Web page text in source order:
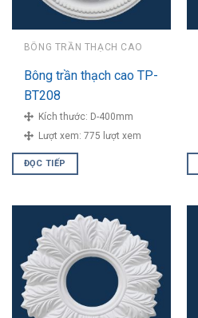
BÔNG TRẦN THẠCH CAO
Bông trần thạch cao TP-
BT208
Kích thước: D-400mm
Lượt xem: 775 lượt xem
ĐỌC TIẾP